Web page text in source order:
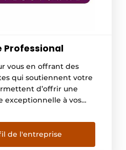
Professional
vous en offrant des
qui soutiennent votre
d’offrir une
exceptionnelle à vos
dans le
produits. Découvrez
de produits de
de l'entreprise